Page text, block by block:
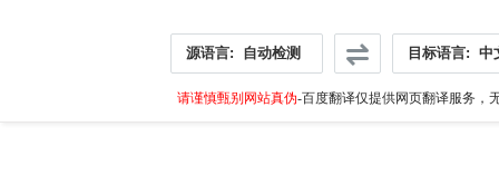
源语言: 自动检测 目标语言: 中
请谨慎甄别网站真伪-百度翻译仅提供网页翻译服务，